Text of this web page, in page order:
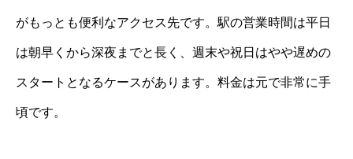
がもっとも便利なアクセス先です。駅の営業時間は平日
は朝早くから深夜までと長く、週末や祝日はやや遅めの
スタートとなるケースがあります。料金は元で非常に手
頃です。